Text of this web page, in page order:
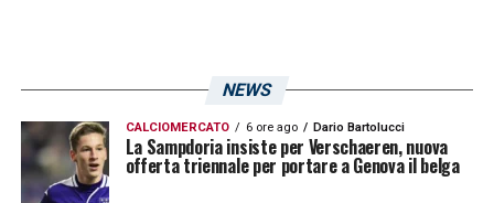
NEWS
CALCIOMERCATO 6 ore ago Dario Bartolucci
La Sampdoria insiste per Verschaeren, nuova
offerta triennale per portare a Genova il belga